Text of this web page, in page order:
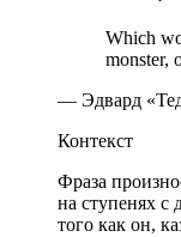
Which
monster,
— Эдвард
Контекст
Фраза
на ступенях
того как он,